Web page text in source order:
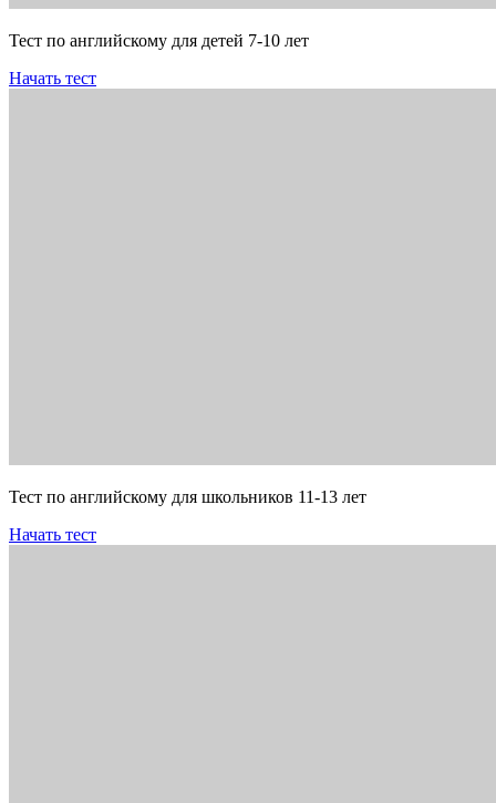
Тест по английскому для детей 7-10 лет
Начать тест
Тест по английскому для школьников 11-13 лет
Начать тест